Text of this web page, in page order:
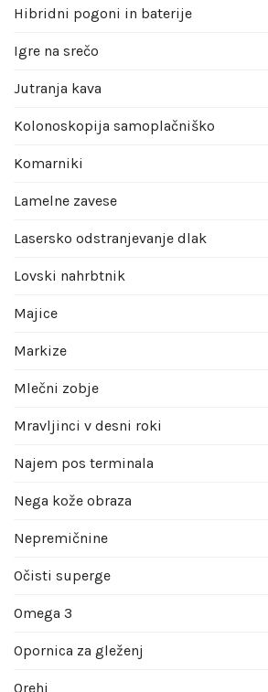
Hibridni pogoni in baterije
Igre na srečo
Jutranja kava
Kolonoskopija samoplačniško
Komarniki
Lamelne zavese
Lasersko odstranjevanje dlak
Lovski nahrbtnik
Majice
Markize
Mlečni zobje
Mravljinci v desni roki
Najem pos terminala
Nega kože obraza
Nepremičnine
Očisti superge
Omega 3
Opornica za gleženj
Orehi